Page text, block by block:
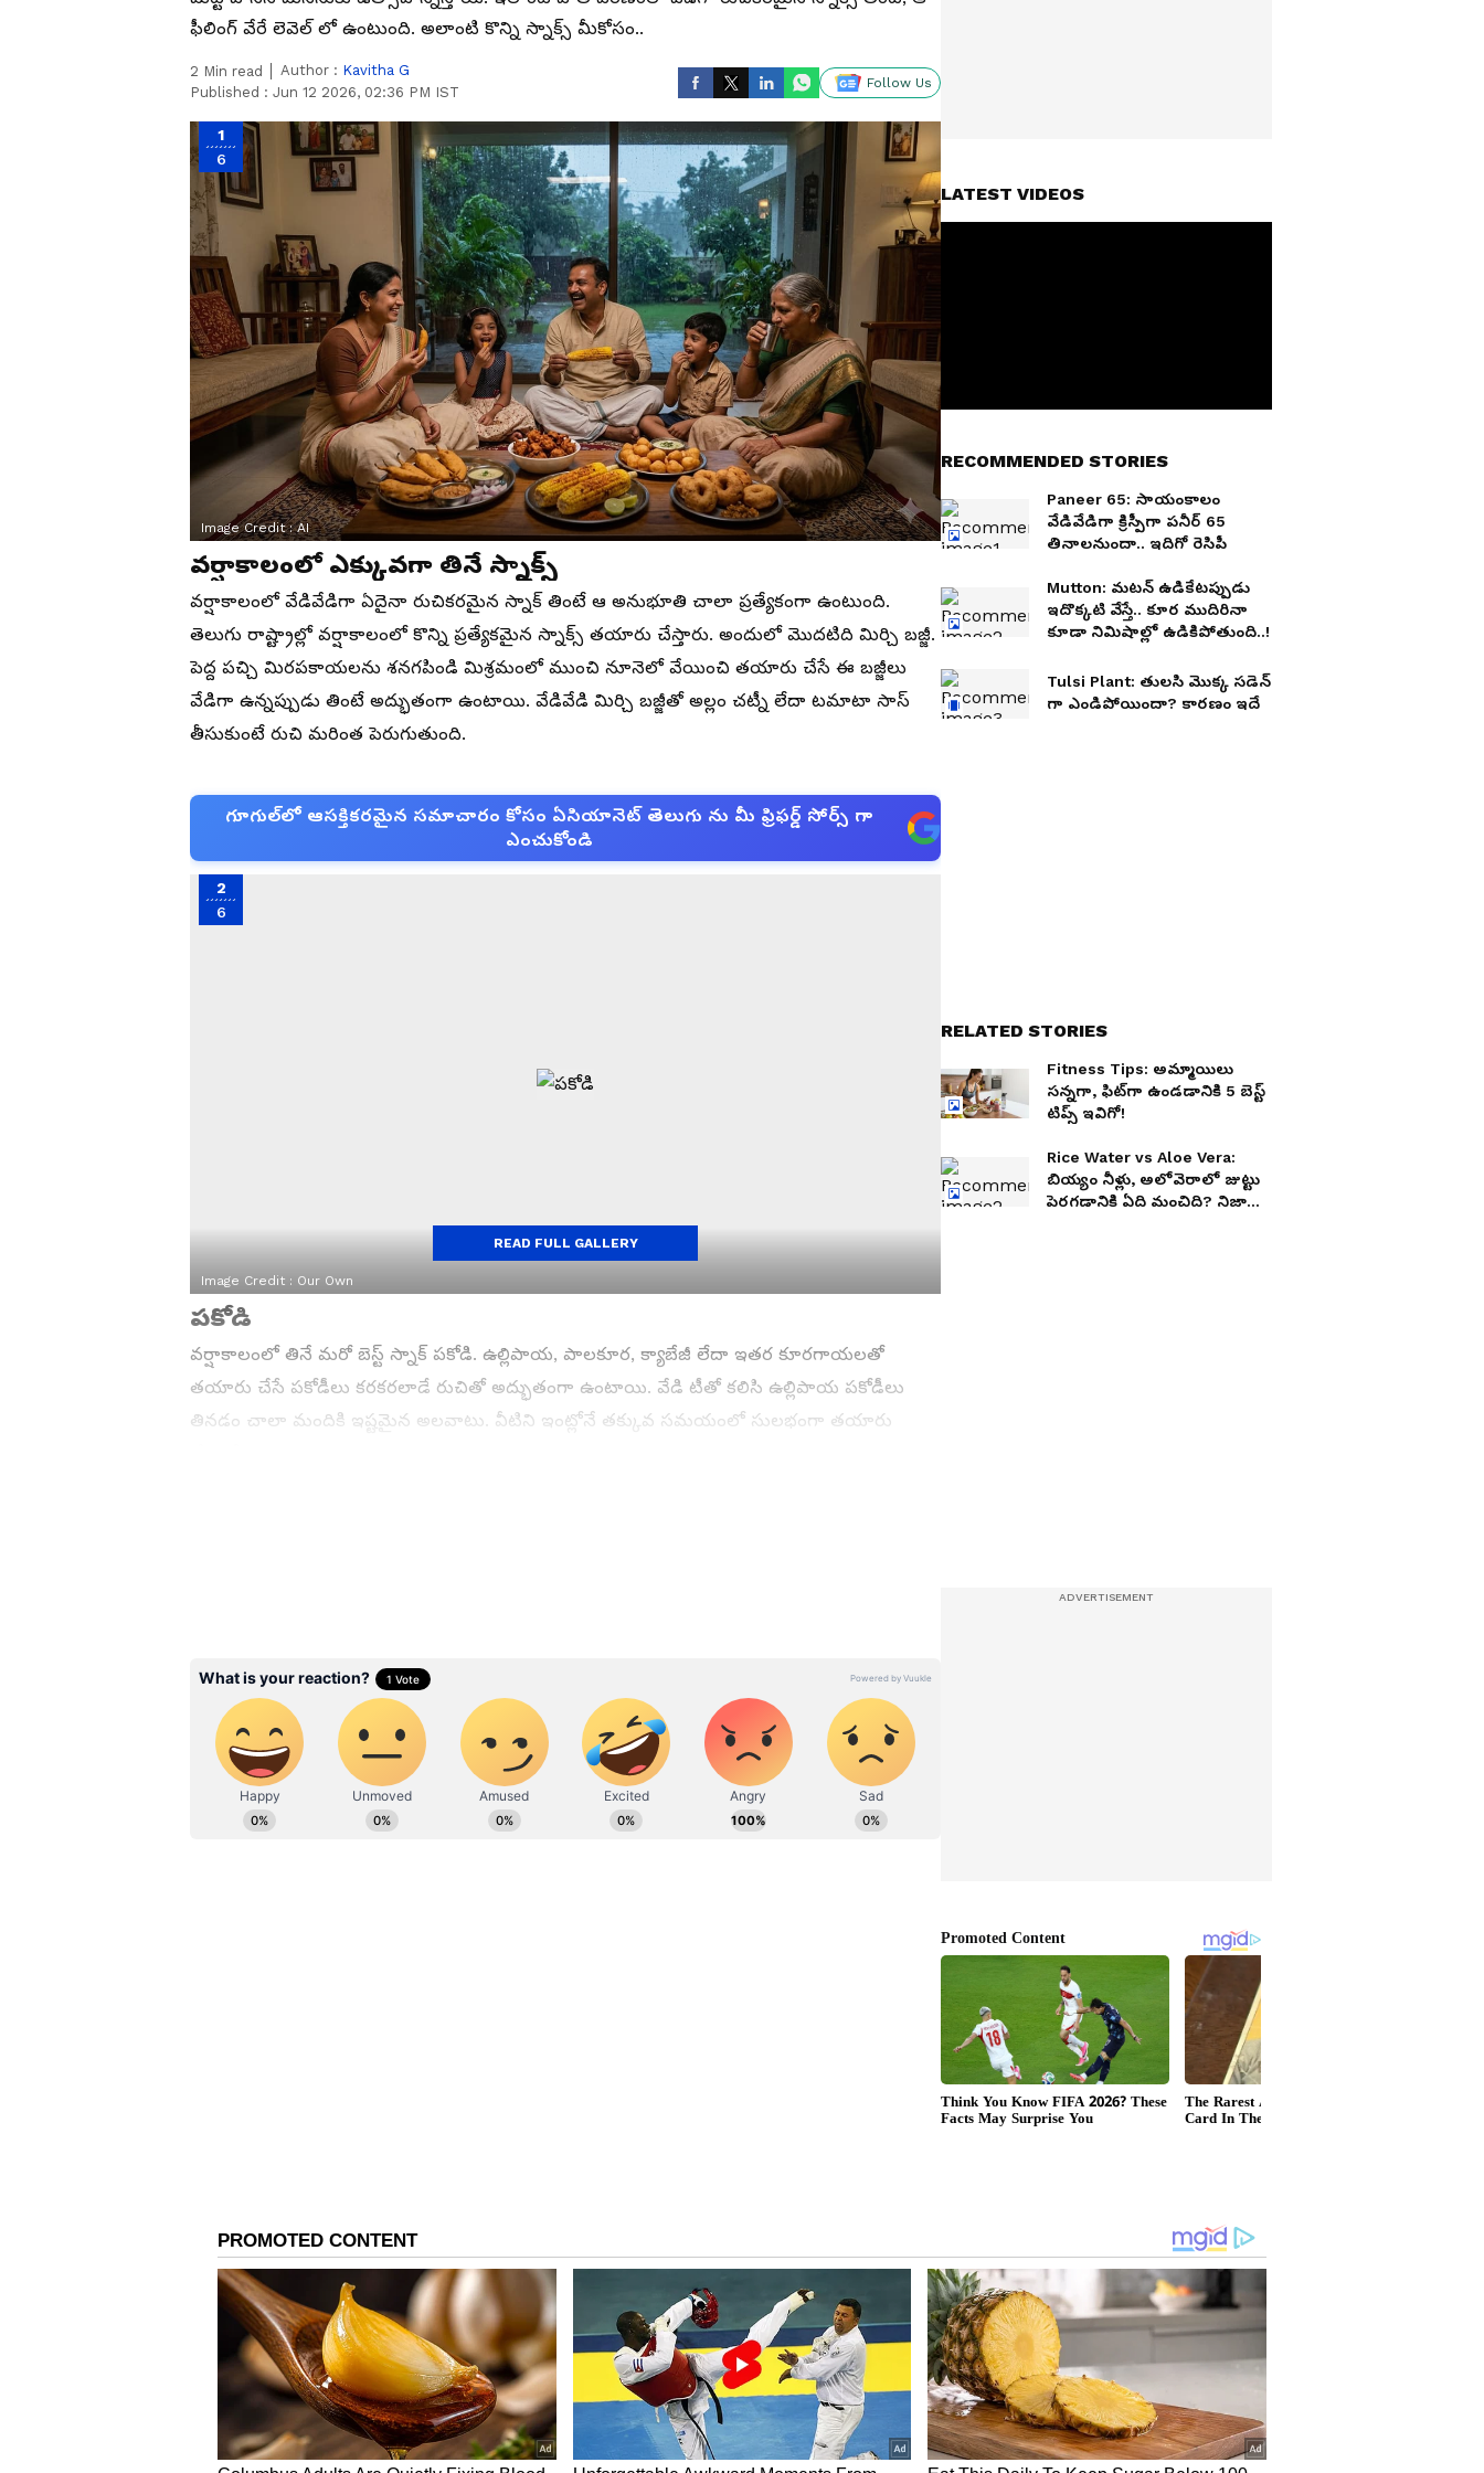
ఫీలింగ్ వేరే లెవెల్ లో ఉంటుంది. అలాంటి కొన్ని స్నాక్స్ మీకోసం..
2 Min read Author : Kavitha G
Published : Jun 12 2026, 02:36 PM IST
Follow Us
1
6
Image Credit :AI
వర్షాకాలంలో ఎక్కువగా తినే స్నాక్స్
వర్షాకాలంలో వేడివేడిగా ఏదైనా రుచికరమైన స్నాక్ తింటే ఆ అనుభూతి చాలా ప్రత్యేకంగా ఉంటుంది.
తెలుగు రాష్ట్రాల్లో వర్షాకాలంలో కొన్ని ప్రత్యేకమైన స్నాక్స్ తయారు చేస్తారు. అందులో మొదటిది మిర్చి బజ్జీ.
పెద్ద పచ్చి మిరపకాయలను శనగపిండి మిశ్రమంలో ముంచి నూనెలో వేయించి తయారు చేసే ఈ బజ్జీలు
వేడిగా ఉన్నప్పుడు తింటే అద్భుతంగా ఉంటాయి. వేడివేడి మిర్చి బజ్జీతో అల్లం చట్నీ లేదా టమాటా సాస్
తీసుకుంటే రుచి మరింత పెరుగుతుంది.
గూగుల్‌లో ఆసక్తికరమైన సమాచారం కోసం ఏసియానెట్ తెలుగు ను మీ ఫ్రిఫర్డ్ సోర్స్ గా
ఎంచుకోండి
2
6
Image Credit : Our Own
పకోడి
వర్షాకాలంలో తినే మరో బెస్ట్ స్నాక్ పకోడి. ఉల్లిపాయ, పాలకూర, క్యాబేజీ లేదా ఇతర కూరగాయలతో
తయారు చేసే పకోడీలు కరకరలాడే రుచితో అద్భుతంగా ఉంటాయి. వేడి టీతో కలిసి ఉల్లిపాయ పకోడీలు
తినడం చాలా మందికి ఇష్టమైన అలవాటు. వీటిని ఇంట్లోనే తక్కువ సమయంలో సులభంగా తయారు
Image Credit :Our Own
పునుగులు
పునుగులు కూడా తెలుగు ప్రజలకు ఎంతో ఇష్టమైన సంప్రదాయ స్నాక్. దోశ పిండితో తయారు చేసే ఈ
పునుగులు బయట కరకరలాడుతూ లోపల మెత్తగా ఉంటాయి. కొబ్బరి చట్నీ లేదా పల్లీ చట్నీతో కలిపి తింటే
వీటి రుచి మరింత పెరుగుతుంది.
READ FULL GALLERY
LATEST VIDEOS
RECOMMENDED STORIES
Paneer 65: సాయంకాలం
వేడివేడిగా క్రిస్పీగా పనీర్ 65
తినాలనుందా.. ఇదిగో రెసిపీ
Mutton: మటన్ ఉడికేటప్పుడు
ఇదొక్కటి వేస్తే.. కూర ముదిరినా
కూడా నిమిషాల్లో ఉడికిపోతుంది..!
Tulsi Plant: తులసి మొక్క సడెన్
గా ఎండిపోయిందా? కారణం ఇదే
RELATED STORIES
Fitness Tips: అమ్మాయిలు
సన్నగా, ఫిట్‌గా ఉండడానికి 5 బెస్ట్
టిప్స్ ఇవిగో!
Rice Water vs Aloe Vera:
బియ్యం నీళ్లు, అలోవెరాలో జుట్టు
పెరగడానికి ఏది మంచిది? నిజాలు